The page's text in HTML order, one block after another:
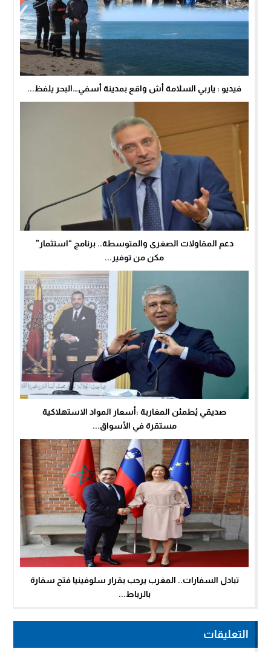
فيديو : ياربي السلامة أش واقع بمدينة أسفي…البحر يلفظ...
دعم المقاولات الصغرى والمتوسطة.. برنامج “استثمار”
مكن من توفير...
صديقي يُطمئن المغاربة :أسعار المواد الاستهلاكية
مستقرة في الأسواق...
تبادل السفارات.. المغرب يرحب بقرار سلوفينيا فتح سفارة
بالرباط...
التعليقات